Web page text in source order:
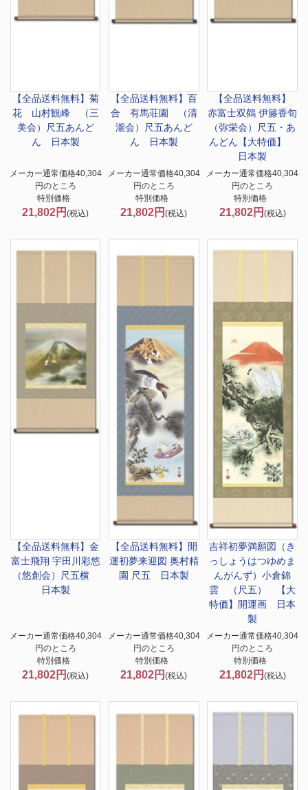
【全品送料無料】 菊
花 山村観峰 （三
美会）尺五あんど
ん 日本製
メーカー通常価格40,304
円のところ
特別価格
21,802円(税込)
【全品送料無料】 百
合 有馬荘園 （清
瀧会）尺五あんど
ん 日本製
メーカー通常価格40,304
円のところ
特別価格
21,802円(税込)
【全品送料無料】
赤富士双鶴 伊籐香旬
（弥栄会）尺五・あ
んどん【大特価】
日本製
メーカー通常価格40,304
円のところ
特別価格
21,802円 (税込)
【全品送料無料】 金
富士飛翔 宇田川彩悠
（悠創会）尺五横
日本製
メーカー通常価格40,304
円のところ
特別価格
21,802円(税込)
【全品送料無料】 開
運初夢来迎図 奥村精
園 尺五 日本製
メーカー通常価格40,304
円のところ
特別価格
21,802円(税込)
吉祥初夢満願図（き
っしょうはつゆめま
んがんず）小倉錦
雲 （尺五） 【大
特価】開運画 日本
製
メーカー通常価格40,304
円のところ
特別価格
21,802円 (税込)